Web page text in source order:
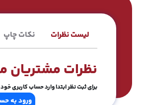
لیست نظرات نکات چاپ
نظرات مشتریان
برای ثبت نظر ابتدا وارد حساب کاربری
ورود به